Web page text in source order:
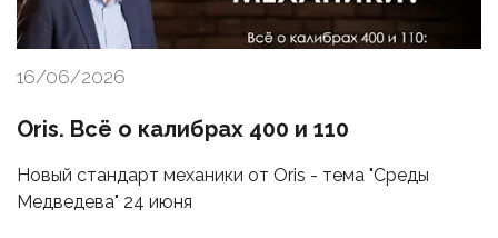
16/06/2026
Oris. Всё о калибрах 400 и 110
Новый стандарт механики от Oris - тема "Среды
Медведева" 24 июня